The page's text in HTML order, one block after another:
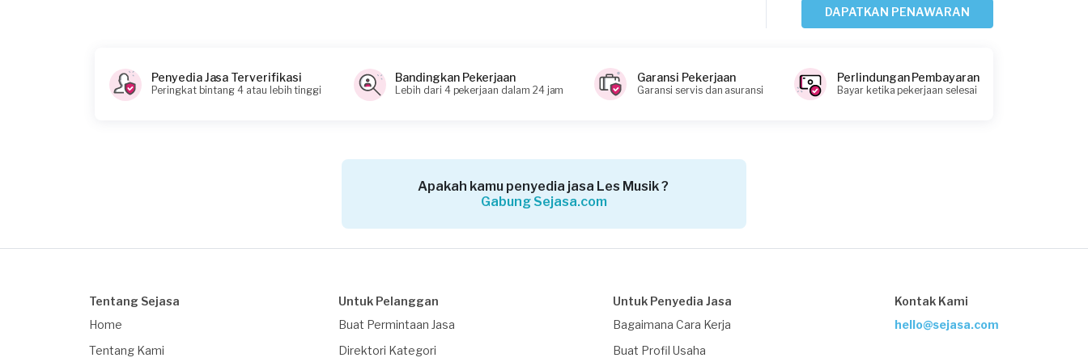
Guru akan pergi ke tempat saya
Kapan Anda membutuhkan layanan?
Kurang dari Rp1.000.000
Hampir 4 tahun yang lalu
Jakarta Utara, Jakarta
Kurang dari Rp1.000.000
Kurang dari Rp1.000.000
DAPATKAN PENAWARAN
Penyedia Jasa Terverifikasi
Peringkat bintang 4 atau lebih tinggi
Bandingkan Pekerjaan
Lebih dari 4 pekerjaan dalam 24 jam
Garansi Pekerjaan
Garansi servis dan asuransi
Perlindungan Pembayaran
Bayar ketika pekerjaan selesai
Apakah kamu penyedia jasa Les Musik ?
Gabung Sejasa.com
Tentang Sejasa
Home
Tentang Kami
Untuk Pelanggan
Buat Permintaan Jasa
Direktori Kategori
Untuk Penyedia Jasa
Bagaimana Cara Kerja
Buat Profil Usaha
Kontak Kami
hello@sejasa.com